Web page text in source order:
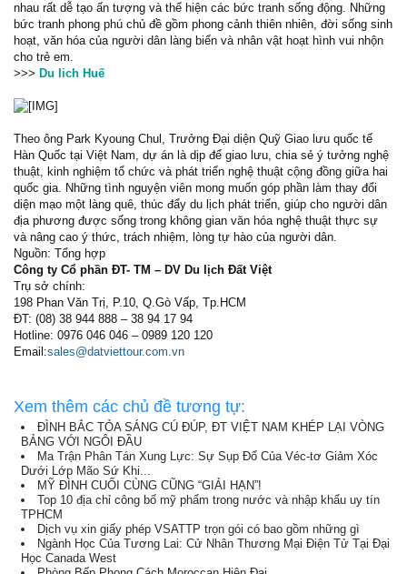
nhau rất dễ tạo ấn tượng và thể hiện các bức tranh sống động. Những
bức tranh phong phú chủ đề gồm phong cảnh thiên nhiên, đời sống sinh
hoạt, văn hóa của người dân làng biển và nhân vật hoạt hình vui nhộn
cho trẻ em.
>>> Du lich Huế
Theo ông Park Kyoung Chul, Trưởng Đại diện Quỹ Giao lưu quốc tế
Hàn Quốc tại Việt Nam, dự án là dịp để giao lưu, chia sẻ ý tưởng nghệ
thuật, kinh nghiệm tổ chức và phát triển nghệ thuật cộng đồng giữa hai
quốc gia. Những tình nguyện viên mong muốn góp phần làm thay đổi
diện mạo một làng quê, thúc đẩy du lịch phát triển, giúp cho người dân
địa phương được sống trong không gian văn hóa nghệ thuật thực sự
và nâng cao ý thức, trách nhiệm, lòng tự hào của người dân.
Nguồn: Tổng hợp
Công ty Cổ phần ĐT- TM – DV Du lịch Đất Việt
Trụ sở chính:
198 Phan Văn Trị, P.10, Q.Gò Vấp, Tp.HCM
ĐT: (08) 38 944 888 – 38 94 17 94
Hotline: 0976 046 046 – 0989 120 120
Email:sales@datviettour.com.vn
Xem thêm các chủ đề tương tự:
ĐÌNH BẮC TỎA SÁNG CÚ ĐÚP, ĐT VIỆT NAM KHÉP LẠI VÒNG
BẢNG VỚI NGÔI ĐẦU
Ma Trận Phân Tán Xung Lực: Sự Sụp Đổ Của Véc-tơ Giảm Xóc
Dưới Lớp Mão Sứ Khi...
MỸ ĐÌNH CUỐI CÙNG CŨNG “GIẢI HẠN”!
Top 10 địa chỉ công bố mỹ phẩm trong nước và nhập khẩu uy tín
TPHCM
Dịch vụ xin giấy phép VSATTP trọn gói có bao gồm những gì
Ngành Học Của Tương Lai: Cử Nhân Thương Mại Điện Tử Tại Đại
Học Canada West